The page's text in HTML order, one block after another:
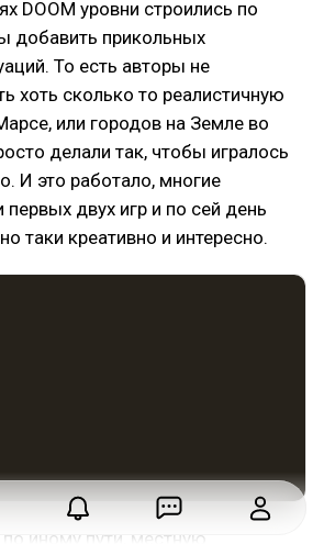
DOOM уровни строились по
добавить прикольных
То есть авторы не
хоть сколько то реалистичную
или городов на Земле во
делали так, чтобы игралось
И это работало, многие
первых двух игр и по сей день
таки креативно и интересно.
иному пути, местную